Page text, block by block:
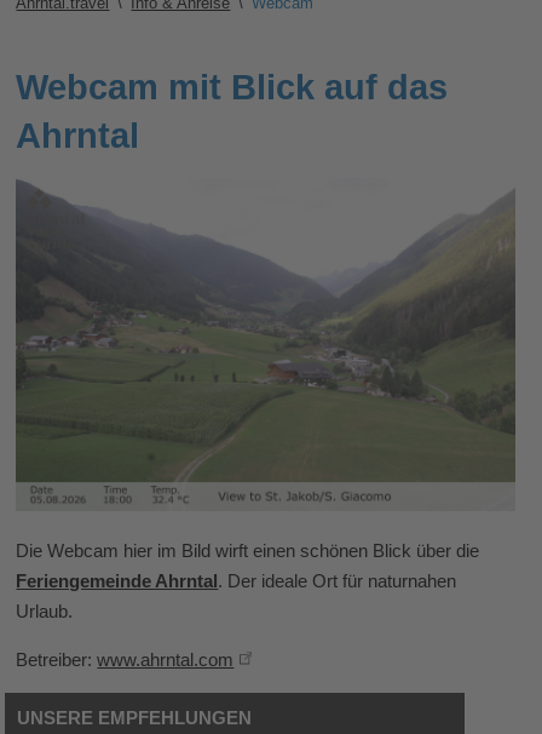
Webcam mit Blick auf das
Ahrntal
Die Webcam hier im Bild wirft einen schönen Blick über die
Feriengemeinde Ahrntal. Der ideale Ort für naturnahen
Urlaub.
Betreiber:www.ahrntal.com
UNSERE EMPFEHLUNGEN